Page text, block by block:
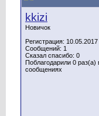
kkizi
Новичок
Регистрация: 10.05.2017
Сообщений: 1
Сказал спасибо: 0
Поблагодарили 0 раз(а)
сообщениях